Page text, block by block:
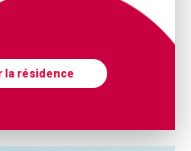
la résidence